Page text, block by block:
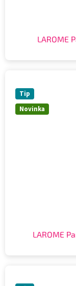
LAROME
Novinka
Tip
LAROME